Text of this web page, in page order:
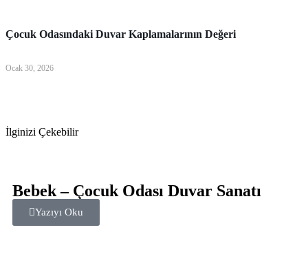
Çocuk Odasındaki Duvar Kaplamalarının Değeri
Ocak 30, 2026
İlginizi Çekebilir
Bebek – Çocuk Odası Duvar Sanatı
Yazıyı Oku